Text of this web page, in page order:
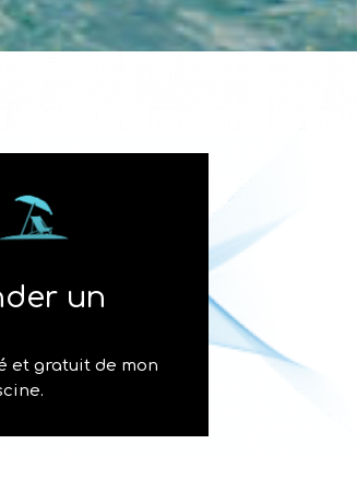
un
et gratuit de mon